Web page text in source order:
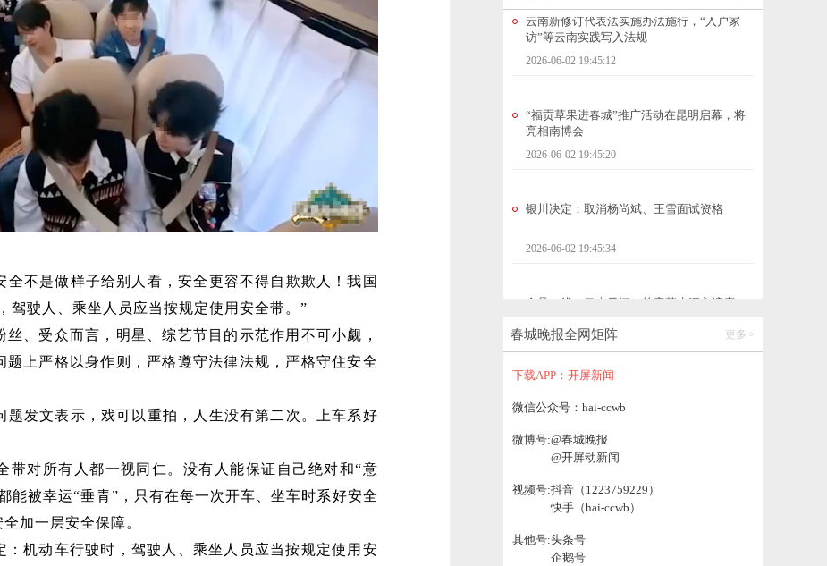
“福贡草果进春城”推广活动在昆明启幕，将
亮相南博会
2026-06-02 19:45:20
银川决定：取消杨尚斌、王雪面试资格
2026-06-02 19:45:34
命悬一线！云南元江一幼童落水沉入塘底，
2026-06-02 19:45:40
腾讯、美团、京东、蔚来、比亚迪，集体大
涨
2026-06-02 19:44:25
戴惠明同志任中共昆明市盘龙区委委员、常
委、书记
2026-06-02 20:52:19
春城晚报全网矩阵 更多 >
下载APP：开屏新闻
微信公众号：hai-ccwb
微博号:@春城晚报
@开屏动新闻
视频号:抖音（1223759229）
快手（hai-ccwb）
其他号:头条号
企鹅号
不是做样子给别人看，安全更容不得自欺欺人！我国
驾驶人、乘坐人员应当按规定使用安全带。”
、受众而言，明星、综艺节目的示范作用不可小觑，
上严格以身作则，严格遵守法律法规，严格守住安全
题发文表示，戏可以重拍，人生没有第二次。上车系好
带对所有人都一视同仁。没有人能保证自己绝对和“意
能被幸运“垂青”，只有在每一次开车、坐车时系好安全
加一层安全保障。
：机动车行驶时，驾驶人、乘坐人员应当按规定使用安